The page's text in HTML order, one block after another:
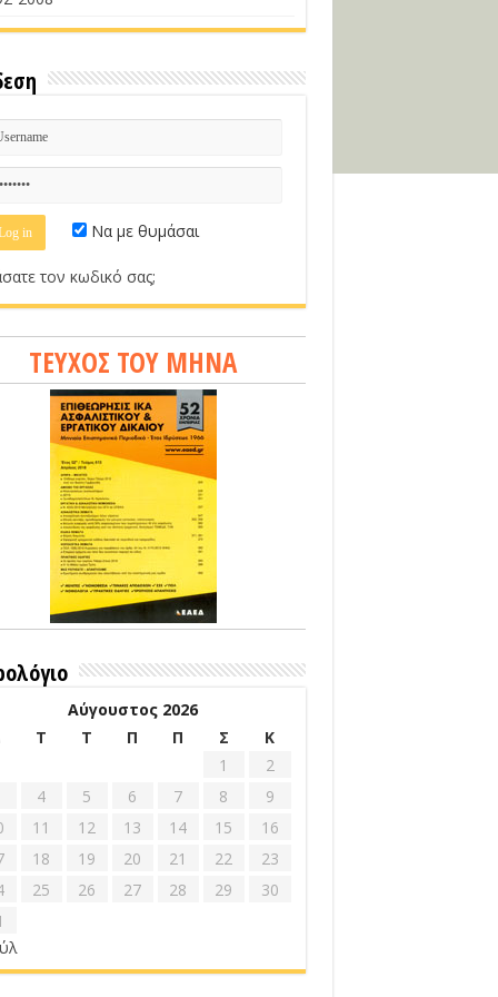
Να με θυμάσαι
τον κωδικό σας;
ΤΕΥΧΟΣ ΤΟΥ ΜΗΝΑ
Αύγουστος 2026
Τ Τ Π Π Σ
Κ
1
2
4 5 6 7 8
9
11 12 13 14 15
16
18 19 20 21 22
23
25 26 27 28 29
30